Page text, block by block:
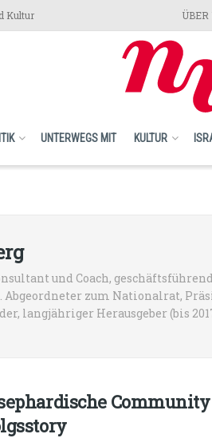
Kultur ÜBER
UNTERWEGS MIT KULTUR
und Coach,
Abgeordneter zum Nationalrat,
langjähriger Herausgeber (bis